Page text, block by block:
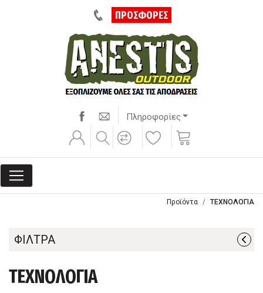
ΠΡΟΣΦΟΡΕΣ
Πληροφορίες
Προϊόντα ΤΕΧΝΟΛΟΓΙΑ
ΦΙΛΤΡΑ
ΤΕΧΝΟΛΟΓΙΑ